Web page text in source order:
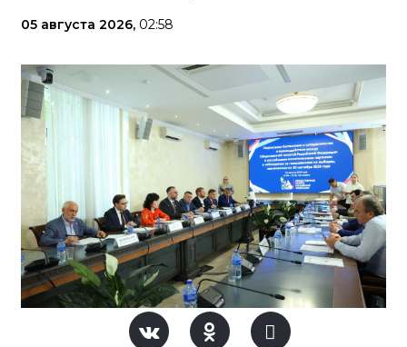
05 августа 2026, 02:58